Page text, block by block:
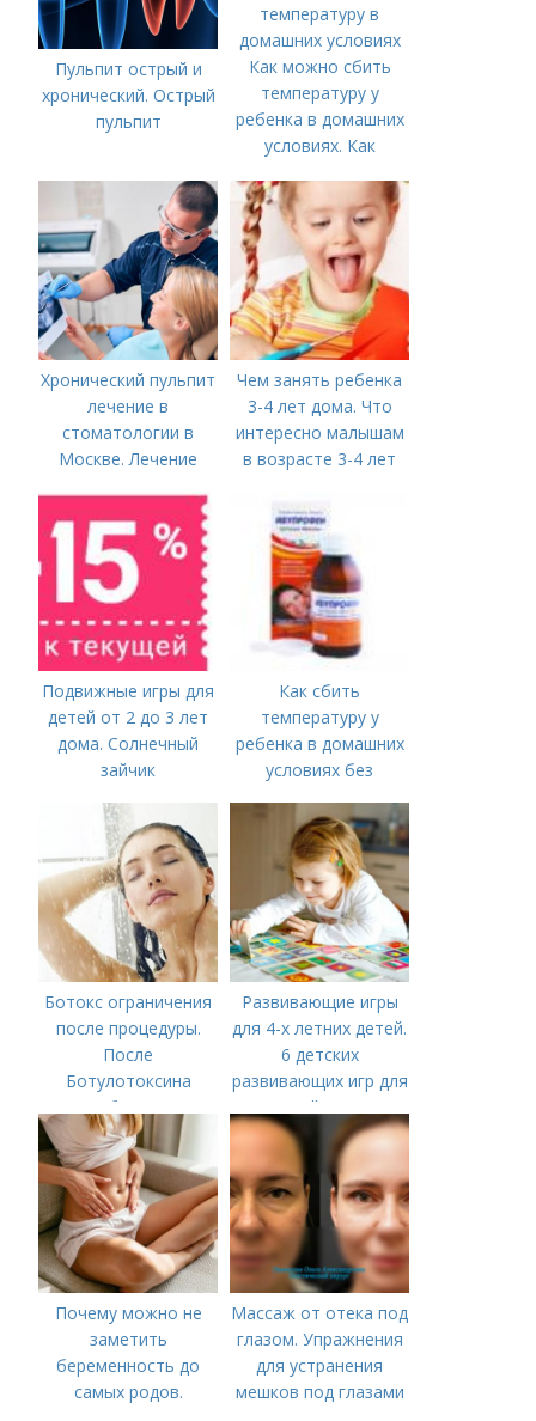
Пульпит острый и
хронический. Острый
пульпит
Как можно сбить
температуру у
ребенка в домашних
условиях. Как
температуру в
домашних условиях
Хронический пульпит
лечение в
стоматологии в
Москве. Лечение
Московской области
Чем занять ребенка
3-4 лет дома. Что
интересно малышам
в возрасте 3-4 лет
Подвижные игры для
детей от 2 до 3 лет
дома. Солнечный
зайчик
Как сбить
температуру у
ребенка в домашних
условиях без
причины высокой
температуры у
ребенка?
Ботокс ограничения
после процедуры.
После
Ботулотоксина
необходимо
Развивающие игры
для 4-х летних детей.
6 детских
развивающих игр для
детей 4 лет
Почему можно не
заметить
беременность до
самых родов.
Массаж от отека под
глазом. Упражнения
для устранения
мешков под глазами